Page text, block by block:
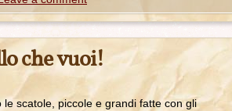
che vuoi!
scatole, piccole e grandi fatte con gli